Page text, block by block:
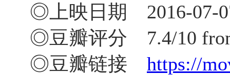
◎上映日期 2016-07-
◎豆瓣评分 7.4/10
◎豆瓣链接 https://